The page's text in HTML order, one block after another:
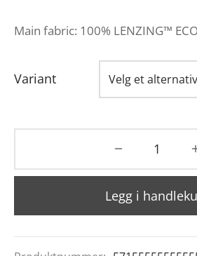
Main fabric: 100% LENZING™
Variant
Legg i